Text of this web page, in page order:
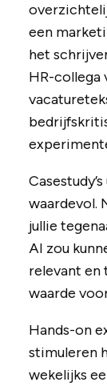
een
het
HR-collega
waardevol.
jullie
AI zou
relevant
waarde
Hands-on
stimuleren
wekelijks